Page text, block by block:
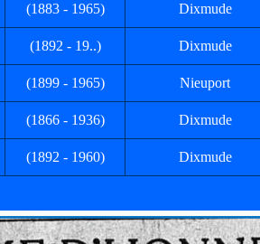
(1883 - 1965) Dixmude
(1892 - 19..) Dixmude
(1899 - 1965) Nieuport
(1866 - 1936) Dixmude
(1892 - 1960) Dixmude